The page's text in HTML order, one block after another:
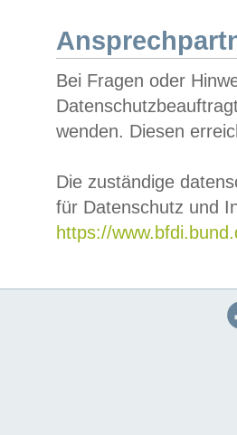
Bei Fragen oder
wenden. Diesen
Die zuständige
für Datenschutz und
https://